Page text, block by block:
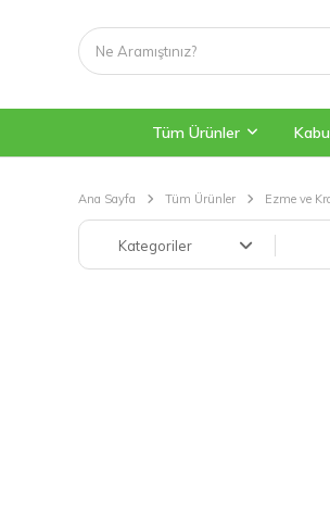
Tüm Ürünler
Ana Sayfa Tüm Ürünler Ezme ve
Kategoriler